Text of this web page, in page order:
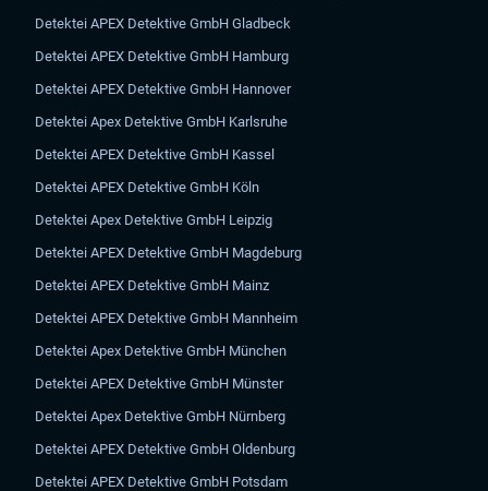
Detektei APEX Detektive GmbH Gladbeck
Detektei APEX Detektive GmbH Hamburg
Detektei APEX Detektive GmbH Hannover
Detektei Apex Detektive GmbH Karlsruhe
Detektei APEX Detektive GmbH Kassel
Detektei APEX Detektive GmbH Köln
Detektei Apex Detektive GmbH Leipzig
Detektei APEX Detektive GmbH Magdeburg
Detektei APEX Detektive GmbH Mainz
Detektei APEX Detektive GmbH Mannheim
Detektei Apex Detektive GmbH München
Detektei APEX Detektive GmbH Münster
Detektei Apex Detektive GmbH Nürnberg
Detektei APEX Detektive GmbH Oldenburg
Detektei APEX Detektive GmbH Potsdam